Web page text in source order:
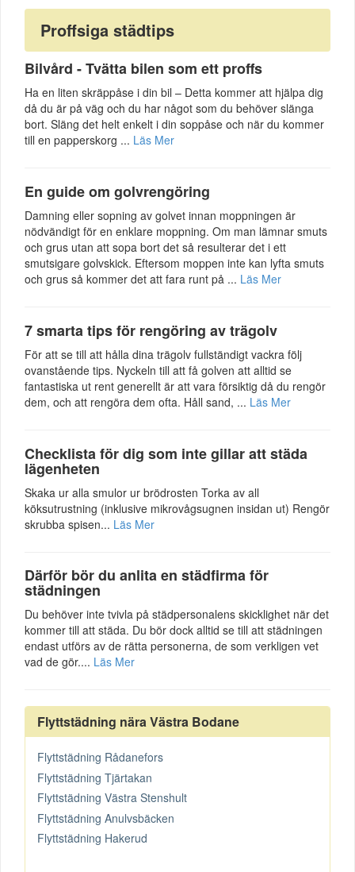
Proffsiga städtips
Bilvård - Tvätta bilen som ett proffs
Ha en liten skräppåse i din bil – Detta kommer att hjälpa dig
då du är på väg och du har något som du behöver slänga
bort. Släng det helt enkelt i din soppåse och när du kommer
till en papperskorg ... Läs Mer
En guide om golvrengöring
Damning eller sopning av golvet innan moppningen är
nödvändigt för en enklare moppning. Om man lämnar smuts
och grus utan att sopa bort det så resulterar det i ett
smutsigare golvskick. Eftersom moppen inte kan lyfta smuts
och grus så kommer det att fara runt på ... Läs Mer
7 smarta tips för rengöring av trägolv
För att se till att hålla dina trägolv fullständigt vackra följ
ovanstående tips. Nyckeln till att få golven att alltid se
fantastiska ut rent generellt är att vara försiktig då du rengör
dem, och att rengöra dem ofta. Håll sand, ... Läs Mer
Checklista för dig som inte gillar att städa
lägenheten
Skaka ur alla smulor ur brödrosten Torka av all
köksutrustning (inklusive mikrovågsugnen insidan ut) Rengör
skrubba spisen... Läs Mer
Därför bör du anlita en städfirma för
städningen
Du behöver inte tvivla på städpersonalens skicklighet när det
kommer till att städa. Du bör dock alltid se till att städningen
endast utförs av de rätta personerna, de som verkligen vet
vad de gör.... Läs Mer
Flyttstädning nära Västra Bodane
Flyttstädning Rådanefors
Flyttstädning Tjärtakan
Flyttstädning Västra Stenshult
Flyttstädning Anulvsbäcken
Flyttstädning Hakerud